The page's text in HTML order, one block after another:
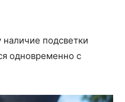
подсветки
одновременно с